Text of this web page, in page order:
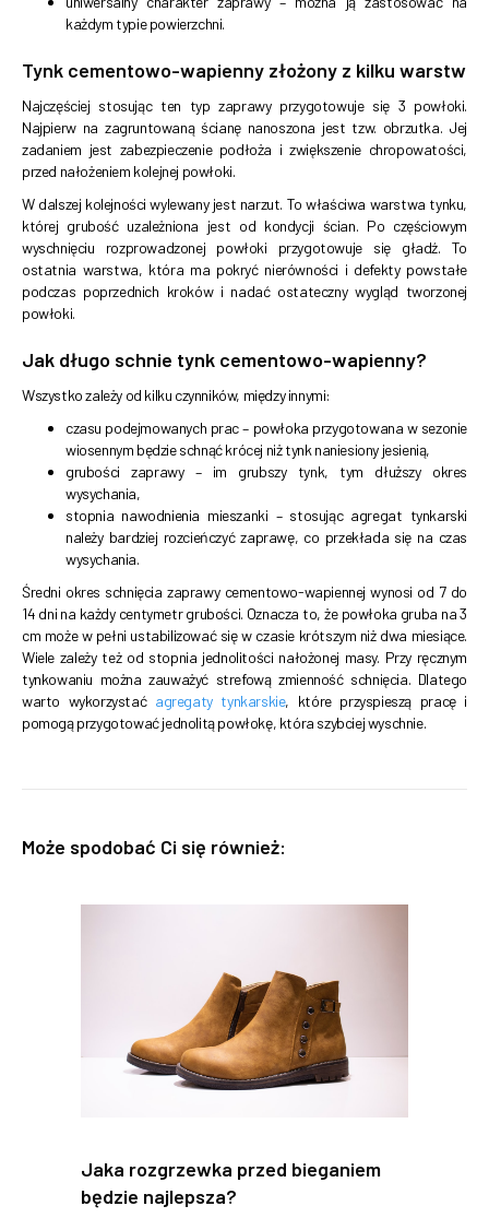
każdym typie powierzchni.
Tynk cementowo-wapienny złożony z kilku warstw
Najczęściej stosując ten typ zaprawy przygotowuje się 3 powłoki.
Najpierw na zagruntowaną ścianę nanoszona jest tzw. obrzutka. Jej
zadaniem jest zabezpieczenie podłoża i zwiększenie chropowatości,
przed nałożeniem kolejnej powłoki.
W dalszej kolejności wylewany jest narzut. To właściwa warstwa tynku,
której grubość uzależniona jest od kondycji ścian. Po częściowym
wyschnięciu rozprowadzonej powłoki przygotowuje się gładź. To
ostatnia warstwa, która ma pokryć nierówności i defekty powstałe
podczas poprzednich kroków i nadać ostateczny wygląd tworzonej
powłoki.
Jak długo schnie tynk cementowo-wapienny?
Wszystko zależy od kilku czynników, między innymi:
czasu podejmowanych prac – powłoka przygotowana w sezonie
wiosennym będzie schnąć krócej niż tynk naniesiony jesienią,
grubości zaprawy – im grubszy tynk, tym dłuższy okres
wysychania,
stopnia nawodnienia mieszanki – stosując agregat tynkarski
należy bardziej rozcieńczyć zaprawę, co przekłada się na czas
wysychania.
Średni okres schnięcia zaprawy cementowo-wapiennej wynosi od 7 do
14 dni na każdy centymetr grubości. Oznacza to, że powłoka gruba na 3
cm może w pełni ustabilizować się w czasie krótszym niż dwa miesiące.
Wiele zależy też od stopnia jednolitości nałożonej masy. Przy ręcznym
tynkowaniu można zauważyć strefową zmienność schnięcia. Dlatego
warto wykorzystać agregaty tynkarskie, które przyspieszą pracę i
pomogą przygotować jednolitą powłokę, która szybciej wyschnie.
Może spodobać Ci się również:
Jaka rozgrzewka przed bieganiem
będzie najlepsza?